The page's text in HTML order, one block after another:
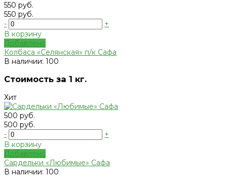
550 руб.
550 руб.
-
+
В корзину
Добавлено
Колбаса «Селянская» п/к Сафа
В наличии: 100
Стоимость за 1 кг.
Хит
500 руб.
500 руб.
-
+
В корзину
Добавлено
Сардельки «Любимые» Сафа
В наличии: 100